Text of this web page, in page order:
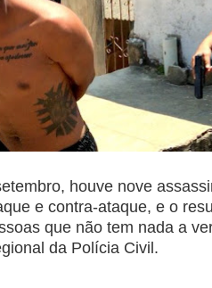
houve nove
e contra-ataque, e o
que não tem nada a
da Polícia Civil.